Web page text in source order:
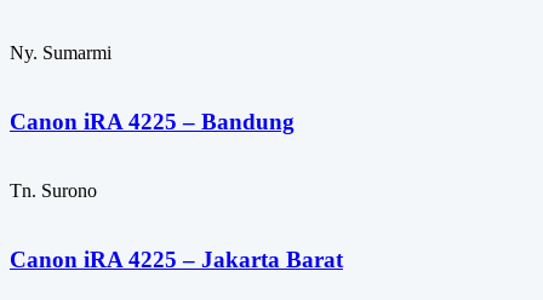
Ny. Sumarmi
Canon iRA 4225 – Bandung
Tn. Surono
Canon iRA 4225 – Jakarta Barat